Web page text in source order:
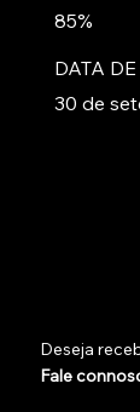
85%
DATA
30 de
Deseja
Fale